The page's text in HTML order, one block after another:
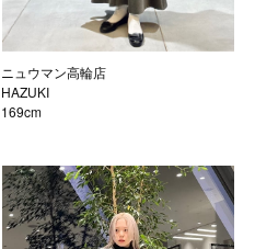
ニュウマン高輪店
HAZUKI
169cm